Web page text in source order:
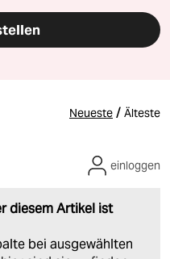
Neueste / Älteste
diesem Artikel ist
bei ausgewählten
einloggen